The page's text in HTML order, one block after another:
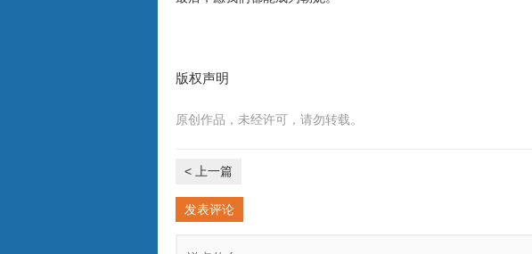
版权声明
原创作品，未经许可，请勿转载。
< 上一篇
发表评论